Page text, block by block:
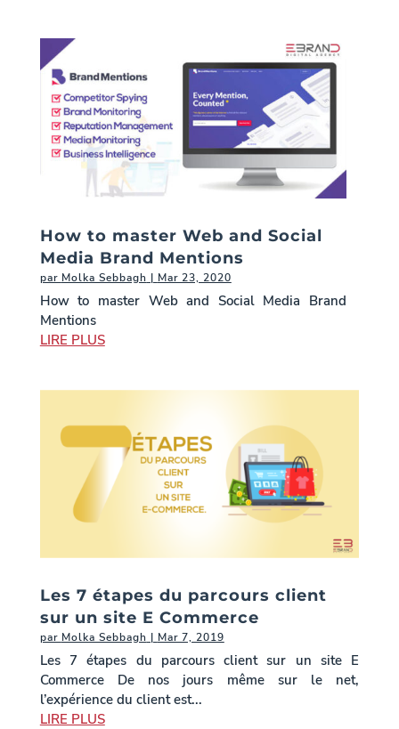
How to master Web and Social
Media Brand Mentions
par Molka Sebbagh | Mar 23, 2020
How to master Web and Social Media Brand
Mentions
LIRE PLUS
Les 7 étapes du parcours client
sur un site E Commerce
par Molka Sebbagh | Mar 7, 2019
Les 7 étapes du parcours client sur un site E
Commerce De nos jours même sur le net,
l’expérience du client est...
LIRE PLUS